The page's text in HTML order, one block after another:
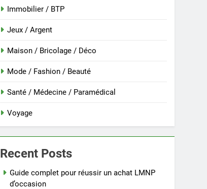
Immobilier / BTP
Jeux / Argent
Maison / Bricolage / Déco
Mode / Fashion / Beauté
Santé / Médecine / Paramédical
Voyage
Recent Posts
Guide complet pour réussir un achat LMNP
d’occasion